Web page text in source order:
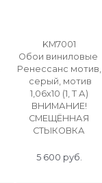
KM7001
Обои виниловые
Ренессанс мотив,
серый, мотив
1,06х10 (1, Т А)
ВНИМАНИЕ!
СМЕЩЁННАЯ
СТЫКОВКА
5 600 руб.